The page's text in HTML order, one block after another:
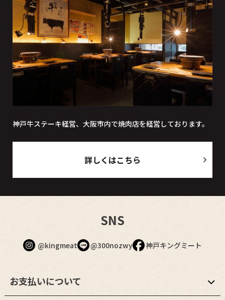
神戸牛ステーキ経営、大阪市内で焼肉店を経営しております。
詳しくはこちら
SNS
@kingmeat @300nozwy 神戸キングミート
お支払いについて